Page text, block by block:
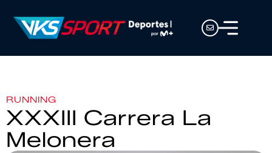
RUNNING
XXXIII Carrera La
Melonera